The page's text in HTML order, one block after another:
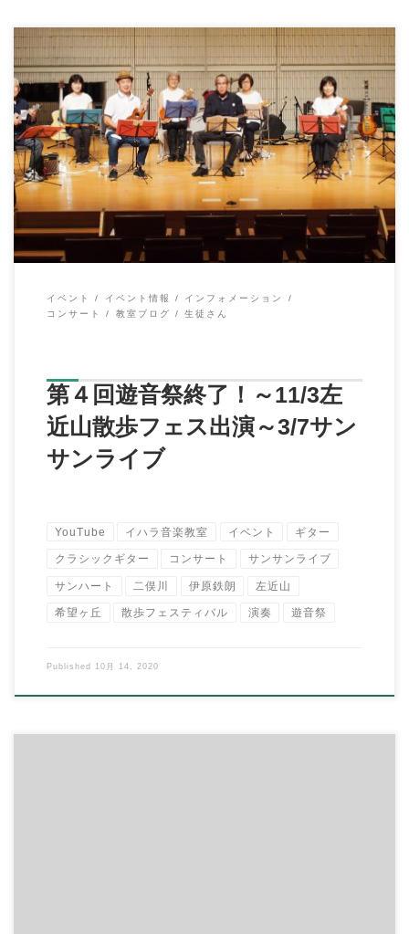
こんにちは、イハラ音楽教室の伊原鉄朗です。 遅くなりました
が、９月２０日＠瀬谷公会堂に […]
イベント イベント情報
インフォメーション
コンサート
教室ブログ 生徒さん
第４回遊音祭終了！～11/3左
近山散歩フェス出演～3/7サン
サンライブ
YouTube イハラ音楽教室 イベント ギター
クラシックギター コンサート サンサンライブ
サンハート 二俣川 伊原鉄朗 左近山
希望ヶ丘 散歩フェスティバル 演奏 遊音祭
Published 10月 14, 2020